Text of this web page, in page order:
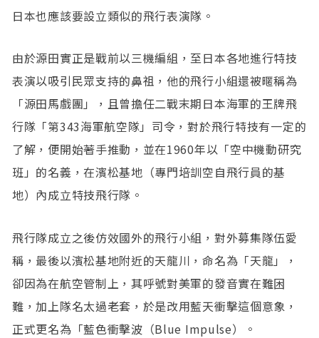
日本也應該要設立類似的飛行表演隊。
由於源田實正是戰前以三機編組，至日本各地進行特技
表演以吸引民眾支持的鼻祖，他的飛行小組還被暱稱為
「源田馬戲團」，且曾擔任二戰末期日本海軍的王牌飛
行隊「第343海軍航空隊」司令，對於飛行特技有一定的
了解，便開始著手推動，並在1960年以「空中機動研究
班」的名義，在濱松基地（專門培訓空自飛行員的基
地）內成立特技飛行隊。
飛行隊成立之後仿效國外的飛行小組，對外募集隊伍愛
稱，最後以濱松基地附近的天龍川，命名為「天龍」，
卻因為在航空管制上，其呼號對美軍的發音實在難困
難，加上隊名太過老套，於是改用藍天衝擊這個意象，
正式更名為「藍色衝擊波（Blue Impulse）。